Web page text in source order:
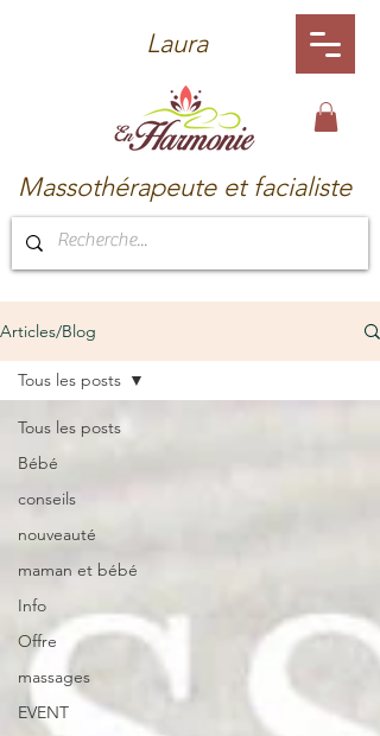
Laura
Massothérapeute et facialiste
Articles/Blog
Tous les posts
Bébé
conseils
nouveauté
maman et bébé
Info
Offre
massages
EVENT
Tous les posts